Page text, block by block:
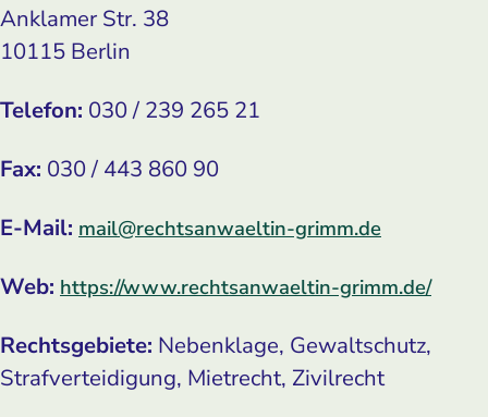
Anklamer Str. 38
10115 Berlin
Telefon: 030 / 239 265 21
Fax: 030 / 443 860 90
E-Mail: mail@rechtsanwaeltin-grimm.de
Web: https://www.rechtsanwaeltin-grimm.de/
Rechtsgebiete: Nebenklage, Gewaltschutz,
Strafverteidigung, Mietrecht, Zivilrecht